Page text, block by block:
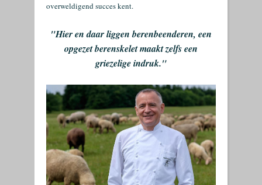
overweldigend succes kent.
"Hier en daar liggen berenbeenderen, een
opgezet berenskelet maakt zelfs een
griezelige indruk."